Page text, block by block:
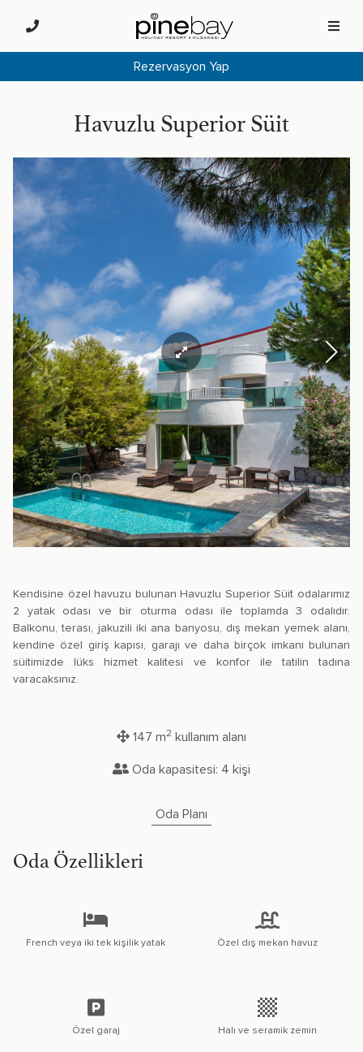
Rezervasyon Yap
Havuzlu Superior Süit
Kendisine özel havuzu bulunan Havuzlu Superior Süit odalarımız
2 yatak odası ve bir oturma odası ile toplamda 3 odalıdır.
Balkonu, terası, jakuzili iki ana banyosu, dış mekan yemek alanı,
kendine özel giriş kapısı, garajı ve daha birçok imkanı bulunan
süitimizde lüks hizmet kalitesi ve konfor ile tatilin tadına
varacaksınız.
147 m2 kullanım alanı
Oda kapasitesi: 4 kişi
Oda Planı
Oda Özellikleri
French veya iki tek kişilik yatak Özel dış mekan havuz
Özel garaj Halı ve seramik zemin